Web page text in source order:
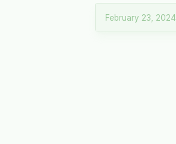
February 23, 2024